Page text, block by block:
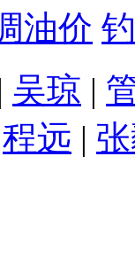
油价
| 吴琼 |
程远 |